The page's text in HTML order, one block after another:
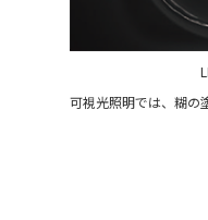
可視光照明では、糊の